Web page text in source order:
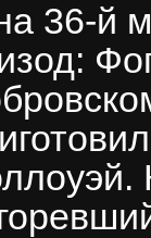
36-й